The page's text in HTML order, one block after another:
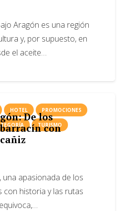
Aragón es una región
y, por supuesto, en
el aceite…
HOTEL PROMOCIONES
TURISMO
De los
con
una apasionada de los
con historia y las rutas